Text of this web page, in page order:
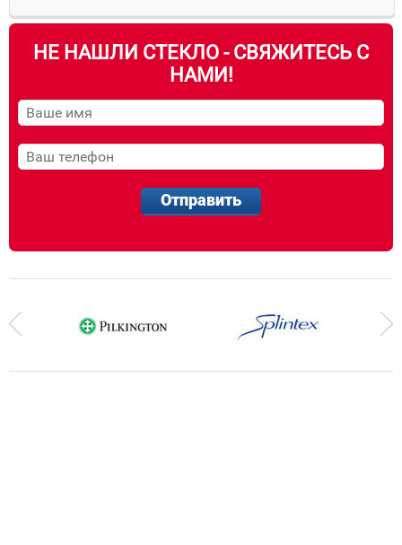
НЕ НАШЛИ СТЕКЛО - СВЯЖИТЕСЬ С
НАМИ!
Отправить